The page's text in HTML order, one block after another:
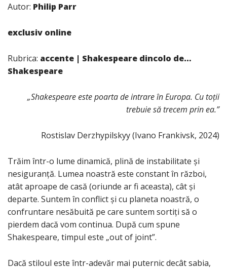
Autor: Philip Parr
exclusiv online
Rubrica: accente | Shakespeare dincolo de…
Shakespeare
„Shakespeare este poarta de intrare în Europa. Cu toții
trebuie să trecem prin ea.”
Rostislav Derzhypilskyy (Ivano Frankivsk, 2024)
Trăim într-o lume dinamică, plină de instabilitate și
nesiguranță. Lumea noastră este constant în război,
atât aproape de casă (oriunde ar fi aceasta), cât și
departe. Suntem în conflict și cu planeta noastră, o
confruntare nesăbuită pe care suntem sortiți să o
pierdem dacă vom continua. După cum spune
Shakespeare, timpul este „out of joint”.
Dacă stiloul este într-adevăr mai puternic decât sabia,